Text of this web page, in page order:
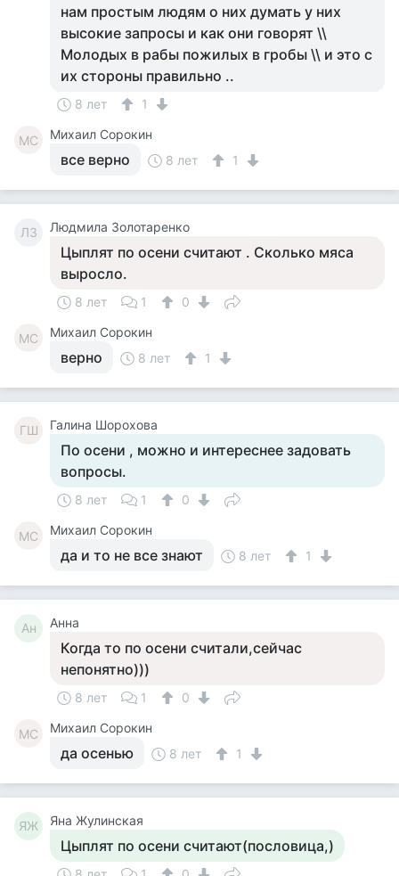
нам простым людям о них думать у них
высокие запросы и как они говорят \\
Молодых в рабы пожилых в гробы \\ и это с
их стороны правильно ..
8 лет 1
МС Михаил Сорокин
все верно 8 лет 1
ЛЗ Людмила Золотаренко
Цыплят по осени считают . Сколько мяса
выросло.
8 лет 1 0
МС Михаил Сорокин
верно 8 лет 1
ГШ Галина Шорохова
По осени , можно и интереснее задовать
вопросы.
8 лет 1 0
МС Михаил Сорокин
да и то не все знают 8 лет 1
Ан Анна
Когда то по осени считали,сейчас
непонятно)))
8 лет 1 0
МС Михаил Сорокин
да осенью 8 лет 1
ЯЖ Яна Жулинская
Цыплят по осени считают(пословица,)